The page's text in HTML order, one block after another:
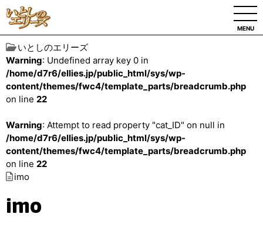
MENU
いとしのエリーズ
Warning: Undefined array key 0 in
/home/d7r6/ellies.jp/public_html/sys/wp-
content/themes/fwc4/template_parts/breadcrumb.php
on line 22
Warning: Attempt to read property "cat_ID" on null in
/home/d7r6/ellies.jp/public_html/sys/wp-
content/themes/fwc4/template_parts/breadcrumb.php
on line 22
imo
imo